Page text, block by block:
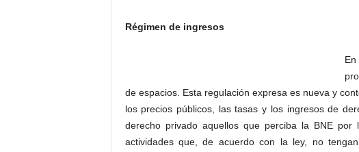
Régimen de ingresos
de espacios. Esta regulación expresa es nueva y
los precios públicos, las tasas y los ingresos de
derecho privado aquellos que perciba la BNE
actividades que, de acuerdo con la ley, no